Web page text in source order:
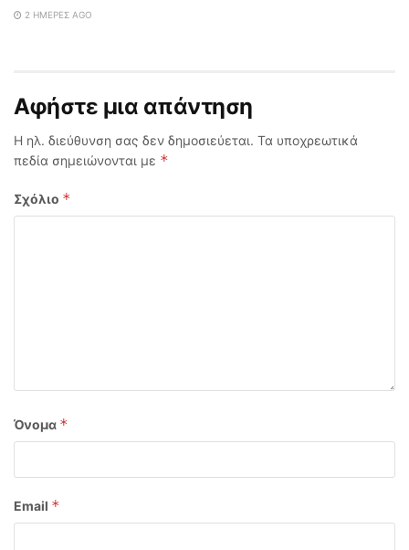
2 ΗΜΈΡΕΣ AGO
Αφήστε μια απάντηση
Η ηλ. διεύθυνση σας δεν δημοσιεύεται. Τα υποχρεωτικά
πεδία σημειώνονται με *
Σχόλιο *
Όνομα *
Email *